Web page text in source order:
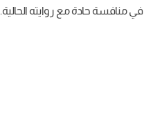
في منافسة حادة مع روايته الحالية.